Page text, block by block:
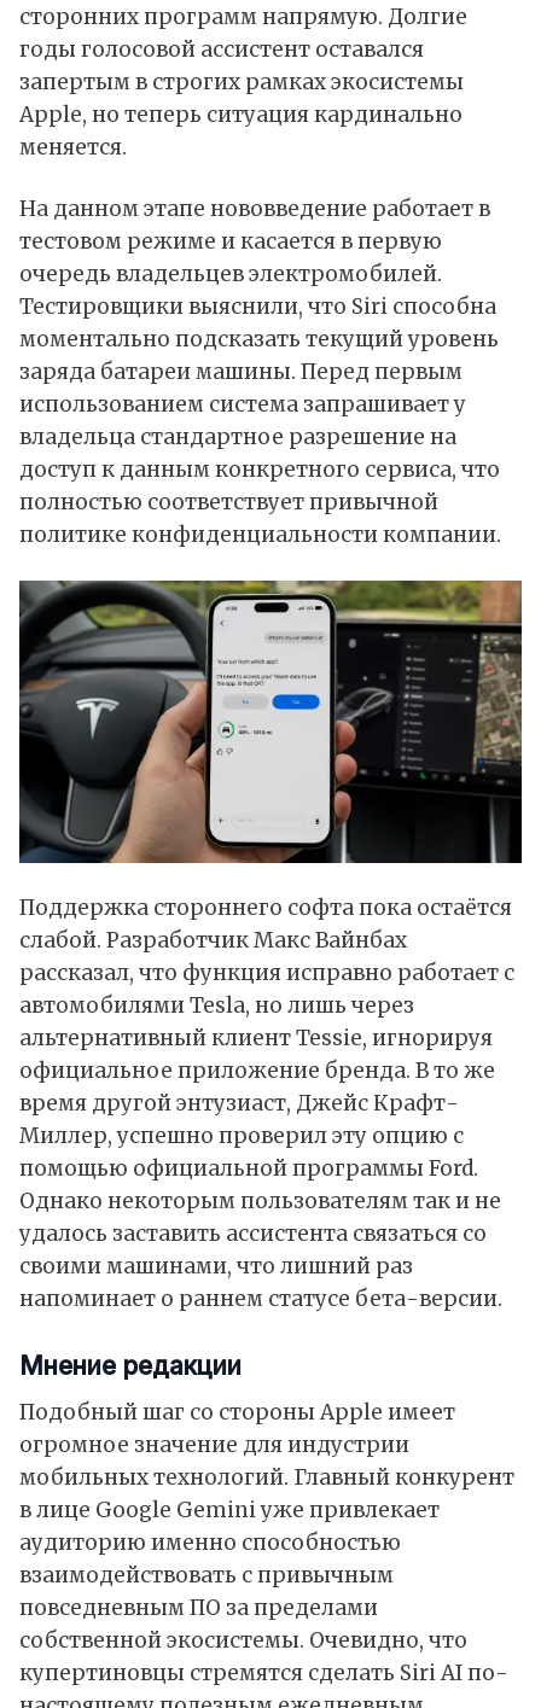
сторонних программ напрямую. Долгие
годы голосовой ассистент оставался
запертым в строгих рамках экосистемы
Apple, но теперь ситуация кардинально
меняется.
На данном этапе нововведение работает в
тестовом режиме и касается в первую
очередь владельцев электромобилей.
Тестировщики выяснили, что Siri способна
моментально подсказать текущий уровень
заряда батареи машины. Перед первым
использованием система запрашивает у
владельца стандартное разрешение на
доступ к данным конкретного сервиса, что
полностью соответствует привычной
политике конфиденциальности компании.
Поддержка стороннего софта пока остаётся
слабой. Разработчик Макс Вайнбах
рассказал, что функция исправно работает с
автомобилями Tesla, но лишь через
альтернативный клиент Tessie, игнорируя
официальное приложение бренда. В то же
время другой энтузиаст, Джейс Крафт-
Миллер, успешно проверил эту опцию с
помощью официальной программы Ford.
Однако некоторым пользователям так и не
удалось заставить ассистента связаться со
своими машинами, что лишний раз
напоминает о раннем статусе бета-версии.
Мнение редакции
Подобный шаг со стороны Apple имеет
огромное значение для индустрии
мобильных технологий. Главный конкурент
в лице Google Gemini уже привлекает
аудиторию именно способностью
взаимодействовать с привычным
повседневным ПО за пределами
собственной экосистемы. Очевидно, что
купертиновцы стремятся сделать Siri AI по-